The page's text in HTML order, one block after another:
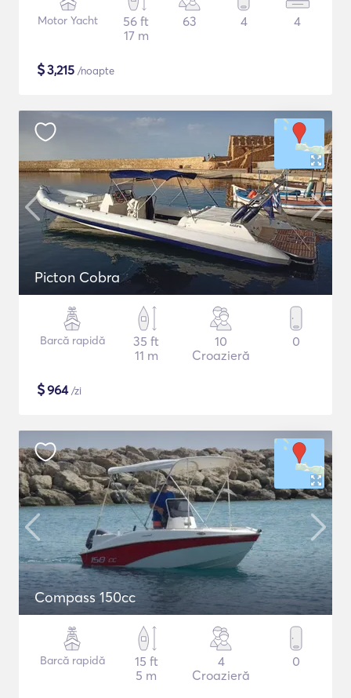
Motor Yacht
56 ft
17 m
63 4 4
$3,215 /noapte
Picton Cobra
Barcă rapidă
35 ft
11 m
10
Croazieră
0
$964/zi
Compass 150cc
Barcă rapidă
15 ft
5 m
4
Croazieră
0